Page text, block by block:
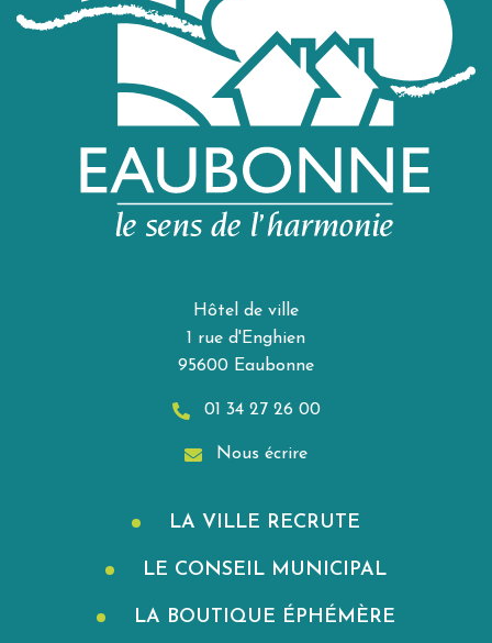
Hôtel de ville
1 rue d'Enghien
95600 Eaubonne
01 34 27 26 00
Nous écrire
LA VILLE RECRUTE
LE CONSEIL MUNICIPAL
LA BOUTIQUE ÉPHÉMÈRE